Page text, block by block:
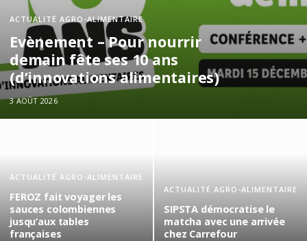
ACTUALITÉ AGRO-ALIMENTAIRE
Evènement – Pour nourrir
demain fête ses 10 ans
(d’innovations alimentaires)
3 AOÛT 2026
ACTUALITÉ AGRO-ALIMENTAIRE
FEROZ fait voyager les
sauces colombiennes
jusqu’aux tables
françaises
ACTUALITÉ AGRO-ALIMENTAIRE
SIPSTA démocratise le
matcha avec une arrivée
chez Carrefour